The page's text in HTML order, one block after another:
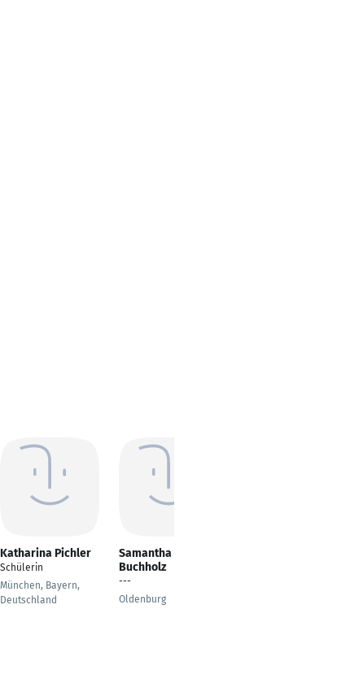
Katharina Pichler
Schülerin
München, Bayern,
Deutschland
Samantha
Buchholz
---
Oldenburg